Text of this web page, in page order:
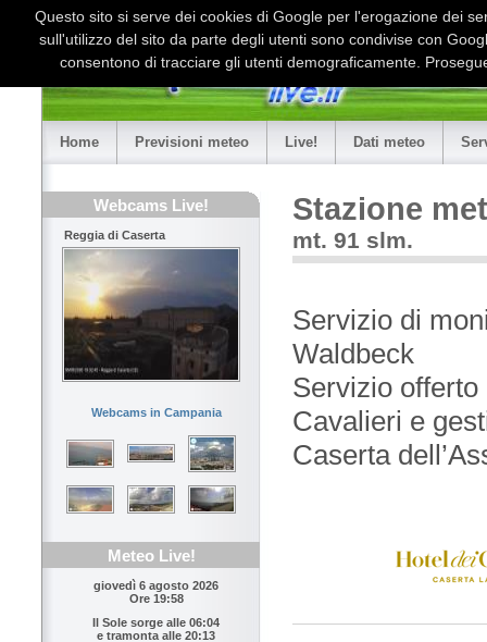
Home Previsioni meteo Live! Dati meteo
Webcams Live!
Reggia di Caserta
Webcams in Campania
Meteo Live!
giovedì 6 agosto 2026
Ore 19:58
Il Sole sorge alle 06:04
e tramonta alle 20:13
Stazione
mt. 91 slm.
Servizio di
Waldbeck
Servizio offerto
Cavalieri e
Caserta
Questo sito si serve dei cookies di Google per l'erogazione dei
sull'utilizzo del sito da parte degli utenti sono condivise con
consentono di tracciare gli utenti demograficamente.